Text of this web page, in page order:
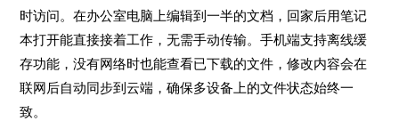
时访问。在办公室电脑上编辑到一半的文档，回家后用笔记
本打开能直接接着工作，无需手动传输。手机端支持离线缓
存功能，没有网络时也能查看已下载的文件，修改内容会在
联网后自动同步到云端，确保多设备上的文件状态始终一
致。